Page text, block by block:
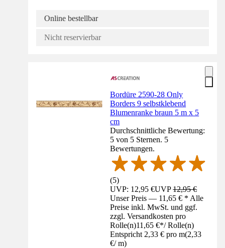
Online bestellbar
Nicht reservierbar
Bordüre 2590-28 Only
Borders 9 selbstklebend
Blumenranke braun 5 m x 5
cm
Durchschnittliche Bewertung:
5 von 5 Sternen. 5
Bewertungen.
(5)
UVP: 12,95 €UVP12,95 €
Unser Preis — 11,65 € * Alle
Preise inkl. MwSt. und ggf.
zzgl. Versandkosten pro
Rolle(n)11,65 €*/ Rolle(n)
Entspricht 2,33 € pro m(2,33
€/ m)